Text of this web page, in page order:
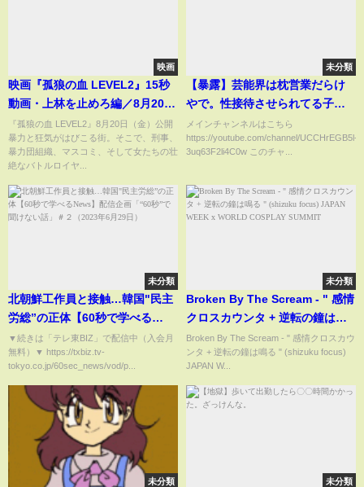
映画
映画『孤狼の血 LEVEL2』15秒
動画・上林を止めろ編／8月20日
（金）公開
『孤狼の血 LEVEL2』8月20日（金）公開
暴力と狂気がはびこる街。そこで、刑事、
暴力団組織、マスコミ、そして女たちの壮
絶なバトルロイヤ...
未分類
【暴露】芸能界は枕営業だらけ
やで。性接待させられてる子は
売れない【ガーシー砲】
メインチャンネルはこちら
https://youtube.com/channel/UCCHrEGB5l-
3uq63F2li4C0w このチャ...
未分類
北朝鮮工作員と接触…韓国"民主
労総”の正体【60秒で学べる
News】配信企画「“60秒”で聞け
ない話」＃２（2023年6月29
日）
▼続きは「テレ東BIZ」で配信中（入会月
無料）▼ https://txbiz.tv-
tokyo.co.jp/60sec_news/vod/p...
未分類
Broken By The Scream - " 感情
クロスカウンタ + 逆転の鐘は鳴
る " (shizuku focus) JAPAN
WEEK x WORLD COSPLAY
Broken By The Scream - " 感情クロスカウ
ンタ + 逆転の鐘は鳴る " (shizuku focus)
JAPAN W...
未分類 未分類